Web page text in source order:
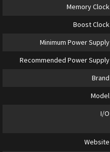
Memory Clock
Boost Clock
Minimum Power Supply
Recommended Power Supply
Brand
Model
I/O
Website